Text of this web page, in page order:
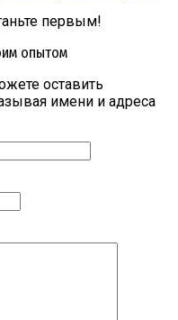
первым!
опытом
оставить
имени и адреса